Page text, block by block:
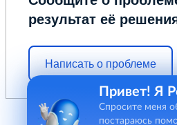
результат её
Написать о проблеме
Привет! Я
Спросите меня
постараюсь